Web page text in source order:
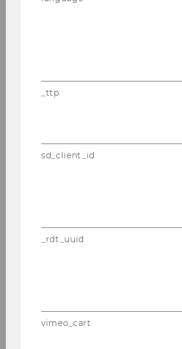
(Zeit­raum der Be­stel­lung: 1.
Mas­ter­stu­di­um
Pro­gramm­di­rek­tor Herrn Univ.
Stell­ver­tre­ter Herr ao. Univ. Prof.
(Zeit­raum der Be­stel­lung: vier
Univ.Prof. Dr. Karl Sand­ner
249) Be­stel­lung eines
gemäß III. Haupt­stück § 24 Abs
zung der
Der Senat hat in sei­ner 31.
2007 dem Vor­schlag des
auf Be­stel­lung von Herrn o. Univ.
Schle­gel­milch, Ph.D., D.Litt., zum
ter des Exe­cu­ti­ve MBA
(Zeit­raum der Be­stel­lung: vier
ba­rungs­da­tum)
_ttp
sd_client_id
_rdt_uuid
vimeo_cart